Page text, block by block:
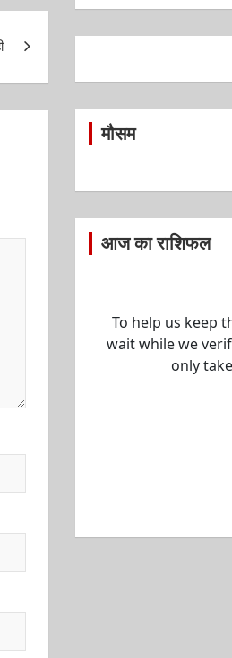
मौसम
आज का राशिफल